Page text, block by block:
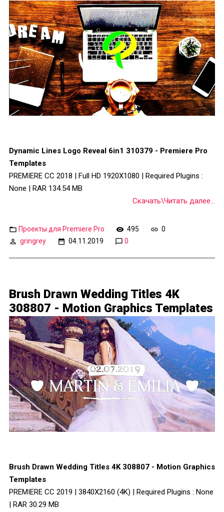
Dynamic Lines Logo Reveal 6in1 310379 - Premiere Pro
Templates
PREMIERE CC 2018 | Full HD 1920X1080 | Required Plugins :
None | RAR 134.54 MB
Скачать\Читать далее...
Проекты для Premiere Pro 495
0
gringrey
04.11.2019 0
Brush Drawn Wedding Titles 4K
308807 - Motion Graphics Templates
Brush Drawn Wedding Titles 4K 308807 - Motion Graphics
Templates
PREMIERE CC 2019 | 3840X2160 (4K) | Required Plugins : None
| RAR 30.29 MB